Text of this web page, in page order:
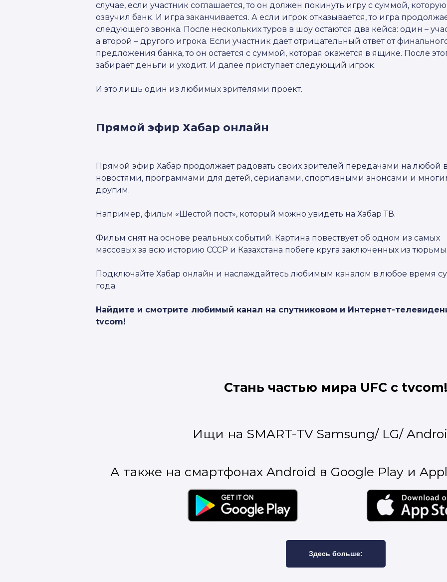
случае, если участник соглашается, то он должен покинуть игру с суммой,
озвучил банк. И игра заканчивается. А если игрок отказывается, то игра
следующего звонка. После нескольких туров в шоу остаются два кейса: один –
а второй – другого игрока. Если участник дает отрицательный ответ от
предложения банка, то он остается с суммой, которая окажется в ящике. После
забирает деньги и уходит. И далее приступает следующий игрок.
И это лишь один из любимых зрителями проект.
Прямой эфир Хабар онлайн
Прямой эфир Хабар продолжает радовать своих зрителей передачами на любой
новостями, программами для детей, сериалами, спортивными анонсами и
другим.
Например, фильм «Шестой пост», который можно увидеть на Хабар ТВ.
Фильм снят на основе реальных событий. Картина повествует об одном из самых
массовых за всю историю СССР и Казахстана побеге круга заключенных из тюрьмы.
Подключайте Хабар онлайн и наслаждайтесь любимым каналом в любое время
года.
Найдите и смотрите любимый канал на спутниковом и Интернет-
tvcom!
Стань частью мира UFC с tvcom!
Ищи на SMART-TV Samsung/ LG/
А также на смартфонах Android в Google Play и
Здесь больше: